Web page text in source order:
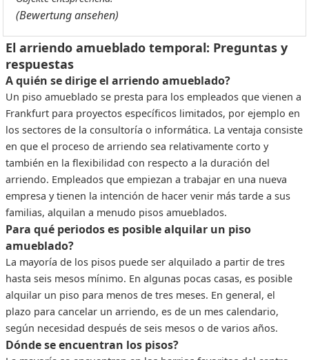
(Bewertung ansehen)
El arriendo amueblado temporal: Preguntas y
respuestas
A quién se dirige el arriendo amueblado?
Un piso amueblado se presta para los empleados que vienen a
Frankfurt para proyectos específicos limitados, por ejemplo en
los sectores de la consultoría o informática. La ventaja consiste
en que el proceso de arriendo sea relativamente corto y
también en la flexibilidad con respecto a la duración del
arriendo. Empleados que empiezan a trabajar en una nueva
empresa y tienen la intención de hacer venir más tarde a sus
familias, alquilan a menudo pisos amueblados.
Para qué periodos es posible alquilar un piso
amueblado?
La mayoría de los pisos puede ser alquilado a partir de tres
hasta seis mesos mínimo. En algunas pocas casas, es posible
alquilar un piso para menos de tres meses. En general, el
plazo para cancelar un arriendo, es de un mes calendario,
según necesidad después de seis mesos o de varios años.
Dónde se encuentran los pisos?